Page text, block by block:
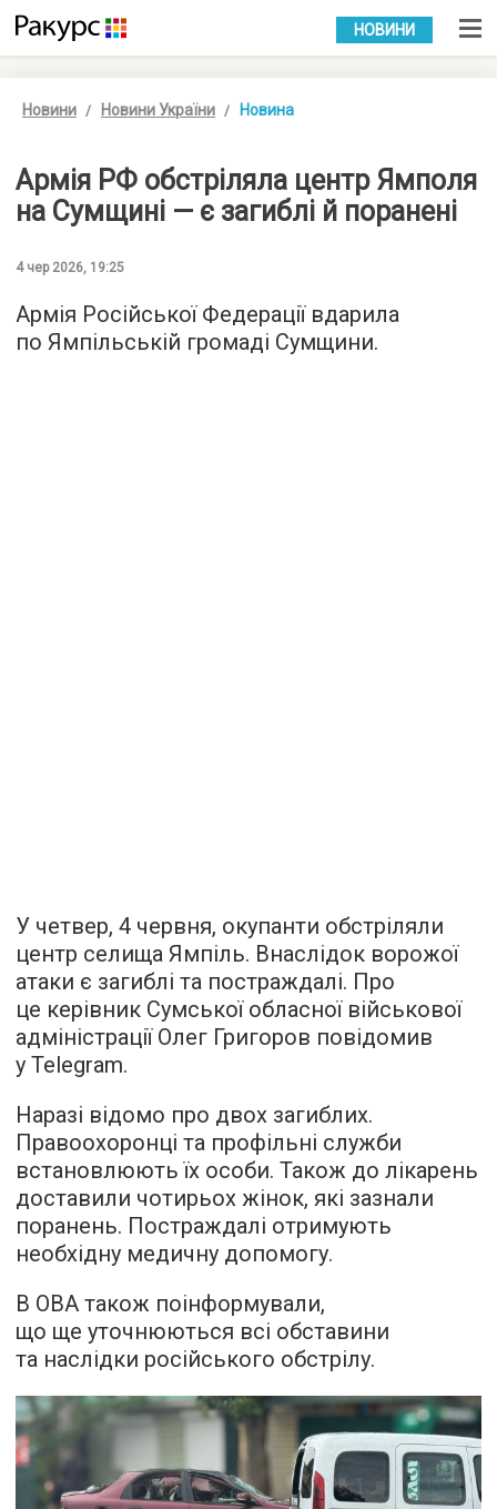
УКР РУС
НОВИНИ
Новини Новини України Новина
Армія РФ обстріляла центр Ямполя
на Сумщині — є загиблі й поранені
4 чер 2026, 19:25
Армія Російської Федерації вдарила
по Ямпільській громаді Сумщини.
У четвер, 4 червня, окупанти обстріляли
центр селища Ямпіль. Внаслідок ворожої
атаки є загиблі та постраждалі. Про
це керівник Сумської обласної військової
адміністрації Олег Григоров повідомив
у Telegram.
Наразі відомо про двох загиблих.
Правоохоронці та профільні служби
встановлюють їх особи. Також до лікарень
доставили чотирьох жінок, які зазнали
поранень. Постраждалі отримують
необхідну медичну допомогу.
В ОВА також поінформували,
що ще уточнюються всі обставини
та наслідки російського обстрілу.